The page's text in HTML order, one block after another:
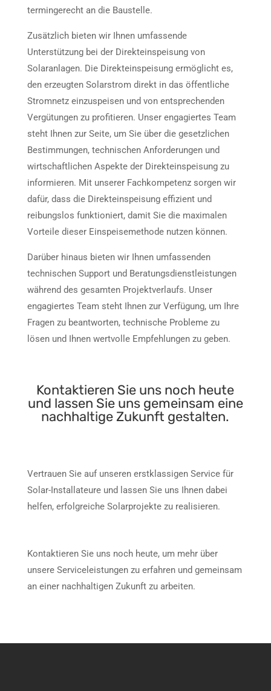
termingerecht an die Baustelle.
Zusätzlich bieten wir Ihnen umfassende
Unterstützung bei der Direkteinspeisung von
Solaranlagen. Die Direkteinspeisung ermöglicht es,
den erzeugten Solarstrom direkt in das öffentliche
Stromnetz einzuspeisen und von entsprechenden
Vergütungen zu profitieren. Unser engagiertes Team
steht Ihnen zur Seite, um Sie über die gesetzlichen
Bestimmungen, technischen Anforderungen und
wirtschaftlichen Aspekte der Direkteinspeisung zu
informieren. Mit unserer Fachkompetenz sorgen wir
dafür, dass die Direkteinspeisung effizient und
reibungslos funktioniert, damit Sie die maximalen
Vorteile dieser Einspeisemethode nutzen können.
Darüber hinaus bieten wir Ihnen umfassenden
technischen Support und Beratungsdienstleistungen
während des gesamten Projektverlaufs. Unser
engagiertes Team steht Ihnen zur Verfügung, um Ihre
Fragen zu beantworten, technische Probleme zu
lösen und Ihnen wertvolle Empfehlungen zu geben.
Kontaktieren Sie uns noch heute
und lassen Sie uns gemeinsam eine
nachhaltige Zukunft gestalten.
Vertrauen Sie auf unseren erstklassigen Service für
Solar-Installateure und lassen Sie uns Ihnen dabei
helfen, erfolgreiche Solarprojekte zu realisieren.
Kontaktieren Sie uns noch heute, um mehr über
unsere Serviceleistungen zu erfahren und gemeinsam
an einer nachhaltigen Zukunft zu arbeiten.